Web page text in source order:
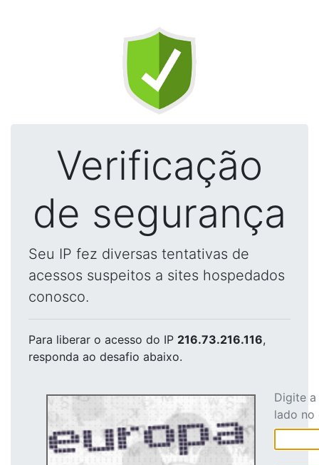
Verificação
de segurança
Seu IP fez diversas tentativas de
acessos suspeitos a sites hospedados
conosco.
Para liberar o acesso do IP 216.73.216.116,
responda ao desafio abaixo.
Digite
lado no